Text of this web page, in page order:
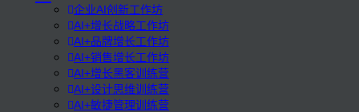
企业AI创新工作坊
AI+增长战略工作坊
AI+品牌增长工作坊
AI+销售增长工作坊
AI+增长黑客训练营
AI+设计思维训练营
AI+敏捷管理训练营